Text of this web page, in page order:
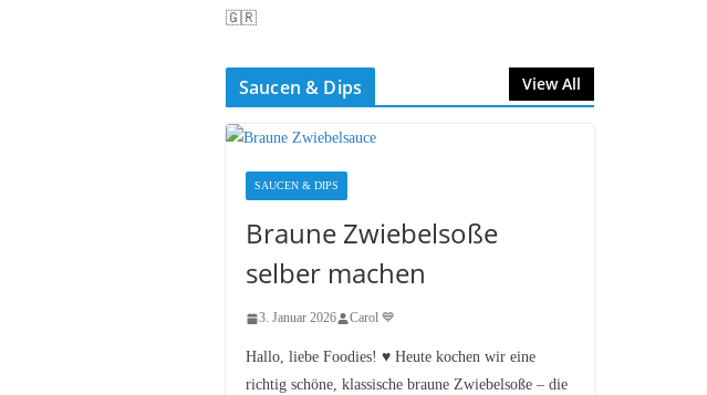
🇬🇷
Saucen & Dips View All
SAUCEN & DIPS
Braune Zwiebelsoße
selber machen
3. Januar 2026 Carol 💙
Hallo, liebe Foodies! ♥︎ Heute kochen wir eine
richtig schöne, klassische braune Zwiebelsoße – die